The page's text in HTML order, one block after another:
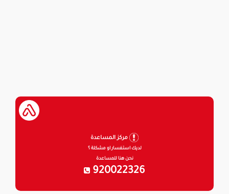
مركز المساعدة
لديك استفسار او مشكلة ؟
نحن هنا للمساعدة
920022326